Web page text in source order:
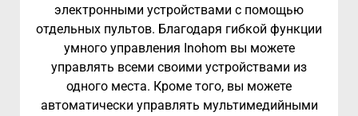
электронными устройствами с помощью
отдельных пультов. Благодаря гибкой функции
умного управления Inohom вы можете
управлять всеми своими устройствами из
одного места. Кроме того, вы можете
автоматически управлять мультимедийными